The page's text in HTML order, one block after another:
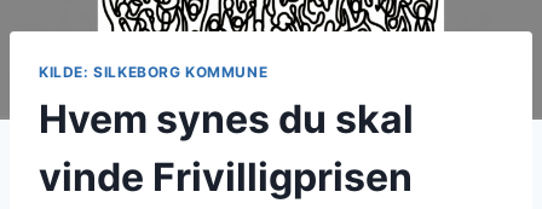
KILDE: SILKEBORG KOMMUNE
Hvem synes du skal
vinde Frivilligprisen